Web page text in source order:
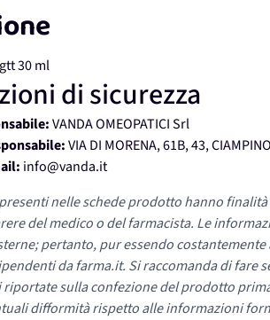
30 ml
di sicurezza
VANDA OMEOPATICI Srl
VIA DI MORENA, 61B, 43,
info@vanda.it
nelle schede prodotto hanno
del medico o del farmacista. Le
pertanto, pur essendo
da farma.it. Si raccomanda di
sulla confezione del prodotto
difformità rispetto alle informazioni